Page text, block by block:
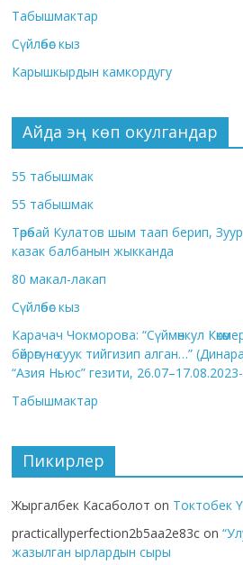
Табышмактар
Сүйлөбөс кыз
Карышкырдын камкордугу
Айда эң көп окулгандар
55 табышмак
55 табышмак
Төрөбай Кулатов шым таап берип,
казак балбанын жыкканда
80 макал-лакап
Сүйлөбөс кыз
Карачач Чокморова: “Сүймөнкул
бөйрөгүнө суук тийгизип алган…”
“Азия Ньюс” гезити,
Табышмактар
Пикирлер
Жыргалбек Касаболот on Токтобек
practicallyperfection2b5aa2e83c on
жазылган ырлардын сыры